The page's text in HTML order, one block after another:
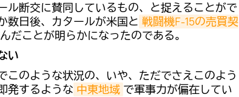
ル断交に賛同しているもの、と捉えることがで
数日後、カタールが米国と 戦闘機F-15の売買契
だことが明らかになったのである。
い
このような状況の、いや、ただでさえこのよう
発するような 中東地域 で軍事力が偏在してい